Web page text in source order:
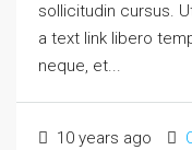
sollicitudin cursus.
a text link libero
neque, et...
10 years ago